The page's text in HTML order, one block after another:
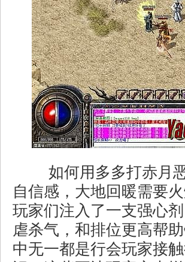
如何用多多打赤月
自信感，大地回暖需要
玩家们注入了一支强心
虐杀气，和排位更高帮
中无一都是行会玩家接